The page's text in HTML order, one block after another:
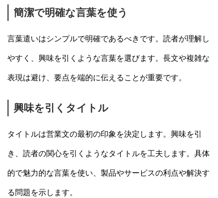
簡潔で明確な言葉を使う
言葉遣いはシンプルで明確であるべきです。読者が理解し
やすく、興味を引くような言葉を選びます。長文や複雑な
表現は避け、要点を端的に伝えることが重要です。
興味を引くタイトル
タイトルは営業文の最初の印象を決定します。興味を引
き、読者の関心を引くようなタイトルを工夫します。具体
的で魅力的な言葉を使い、製品やサービスの利点や解決す
る問題を示します。